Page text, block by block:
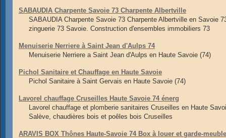
SABAUDIA Charpente Savoie 73 Charpente Albertville
SABAUDIA Charpente Savoie 73 Charpente Albertville en Savoie
zinguerie 73 Savoie. Construction d'ensembles immobiliers 73
Menuiserie Nerriere à Saint Jean d'Aulps 74
Menuiserie Nerriere a Saint Jean d'Aulps en Haute Savoie (74)
Pichol Sanitaire et Chauffage en Haute Savoie
Pichol Sanitaire à Saint Gervais en Haute Savoie (74)
Lavorel chauffage Cruseilles Haute Savoie 74 énerg
Lavorel chauffage et plomberie sanitaires Cruseilles en Haute
Salève, chaudières bois et poêles bois Cruseilles
ARAVIS BOX Thônes Haute-Savoie 74 Box à louer et garde-meuble